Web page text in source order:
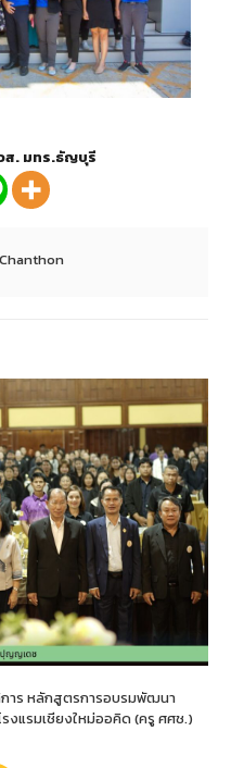
ส. มทร.ธัญบุรี
าร หลักสูตรการอบรมพัฒนา
แรมเชียงใหม่ออคิด (ครู ศศช.)